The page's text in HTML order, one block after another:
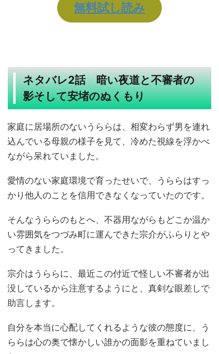
無料試し読み
ネタバレ2話 暗い夜道と不審者の
影そして安堵のぬくもり
家庭に居場所のないうららは、相変わらず男を連れ
込んでいる母親の様子を見て、冷めた視線を浮かべ
ながら呆れていました。
愛情のない家庭環境で育ったせいで、うららはすっ
かり他人のことを信用できなくなっていたのです。
そんなうららのもとへ、不器用ながらもどこか温か
い雰囲気をつづみ町に運んできた宗介がふらりとや
ってきました。
宗介はうららに、最近この付近で怪しい不審者が出
没しているから注意するようにと、真剣な眼差しで
助言します。
自分を本当に心配してくれるような彼の態度に、う
ららは心の奥で懐かしい誰かの面影を重ねていまし